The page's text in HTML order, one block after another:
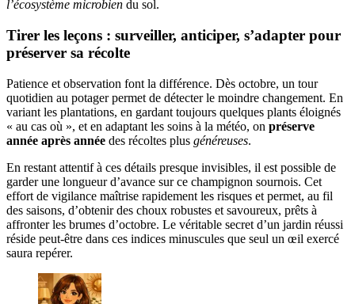
l’écosystème microbien du sol.
Tirer les leçons : surveiller, anticiper, s’adapter pour
préserver sa récolte
Patience et observation font la différence. Dès octobre, un tour
quotidien au potager permet de détecter le moindre changement. En
variant les plantations, en gardant toujours quelques plants éloignés
« au cas où », et en adaptant les soins à la météo, on préserve
année après année des récoltes plus généreuses.
En restant attentif à ces détails presque invisibles, il est possible de
garder une longueur d’avance sur ce champignon sournois. Cet
effort de vigilance maîtrise rapidement les risques et permet, au fil
des saisons, d’obtenir des choux robustes et savoureux, prêts à
affronter les brumes d’octobre. Le véritable secret d’un jardin réussi
réside peut-être dans ces indices minuscules que seul un œil exercé
saura repérer.